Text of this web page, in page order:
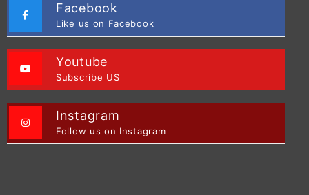
Facebook
Like us on Facebook
Youtube
Subscribe US
Instagram
Follow us on Instagram